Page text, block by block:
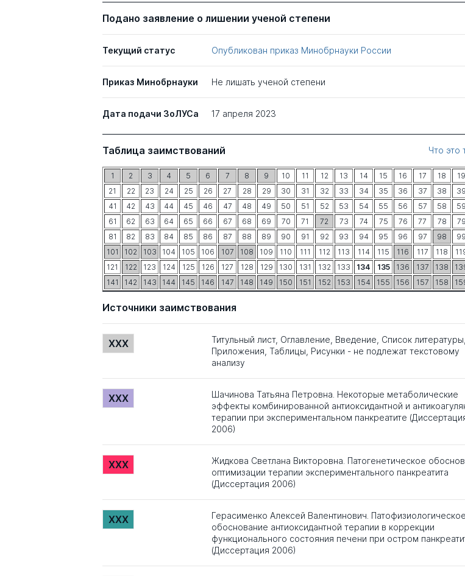
Подано заявление о лишении ученой степени
Текущий статус Опубликован приказ Минобрнауки России
Приказ Минобрнауки Не лишать ученой степени
Дата подачи ЗоЛУСа 17 апреля 2023
Таблица заимствований Что это
1 2 3 4 5 6 7 8 9 10 11 12 13 14 15 16 17 18 19
21
22 23 24 25 26 27 28 29 30 31 32 33 34 35 36 37 38 39
41
42 43 44 45 46 47 48 49 50 51 52 53 54 55 56 57 58 59
61
62 63 64 65 66 67 68 69 70 71 72 73 74 75 76 77 78 79
81
82 83 84 85 86 87 88 89 90 91 92 93 94 95 96 97 98 99
101
102 103 104 105 106 107 108 109 110 111 112 113 114 115 116 117 118
121
122 123 124 125 126 127 128 129 130 131 132 133 134 135 136 137 138
141
142 143 144 145 146 147 148 149 150 151 152 153 154 155 156 157 158
Источники заимствования
XXX
Титульный лист, Оглавление, Введение, Список литературы,
Приложения, Таблицы, Рисунки - не подлежат текстовому
анализу
XXX
Шачинова Татьяна Петровна. Некоторые метаболические
эффекты комбинированной антиоксидантной и
терапии при экспериментальном панкреатите
2006)
XXX
Жидкова Светлана Викторовна. Патогенетическое
оптимизации терапии экспериментального панкреатита
(Диссертация 2006)
XXX
Герасименко Алексей Валентинович. Патофизиологическое
обоснование антиоксидантной терапии в коррекции
функционального состояния печени при остром
(Диссертация 2006)